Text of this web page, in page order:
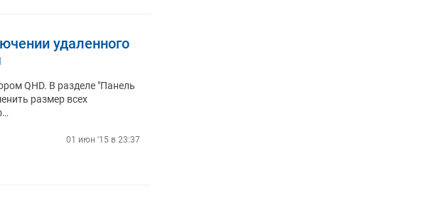
удаленного
QHD. В разделе "Панель
размер всех
01 июн '15 в 23:37